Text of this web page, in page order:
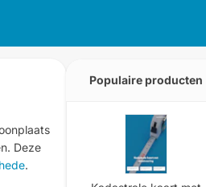
Deze
.
Populaire producten